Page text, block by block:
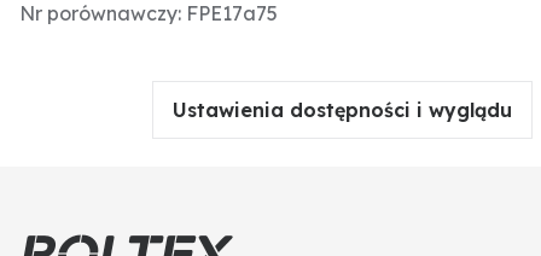
Nr porównawczy: FPE17a75
Ustawienia dostępności i wyglądu